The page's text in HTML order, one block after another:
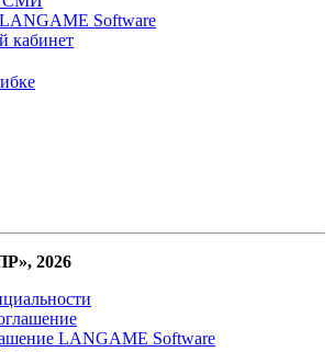
Software
кабинет
2026
LANGAME Software